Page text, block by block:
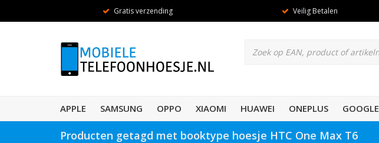
Gratis verzending Veilig Betalen
APPLE SAMSUNG OPPO XIAOMI HUAWEI ONEPLUS GOOGLE
Producten getagd met booktype hoesje HTC One Max T6